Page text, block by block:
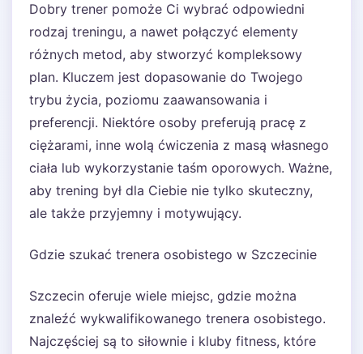
Dobry trener pomoże Ci wybrać odpowiedni
rodzaj treningu, a nawet połączyć elementy
różnych metod, aby stworzyć kompleksowy
plan. Kluczem jest dopasowanie do Twojego
trybu życia, poziomu zaawansowania i
preferencji. Niektóre osoby preferują pracę z
ciężarami, inne wolą ćwiczenia z masą własnego
ciała lub wykorzystanie taśm oporowych. Ważne,
aby trening był dla Ciebie nie tylko skuteczny,
ale także przyjemny i motywujący.
Gdzie szukać trenera osobistego w Szczecinie
Szczecin oferuje wiele miejsc, gdzie można
znaleźć wykwalifikowanego trenera osobistego.
Najczęściej są to siłownie i kluby fitness, które